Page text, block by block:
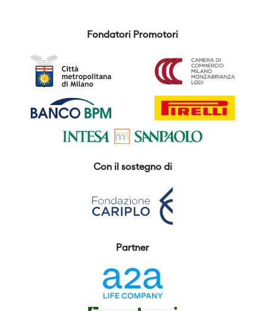
Fondatori Promotori
Con il sostegno di
Partner